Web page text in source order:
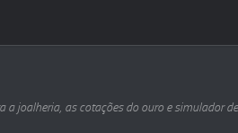
a joalheria, as cotações do ouro e simulador